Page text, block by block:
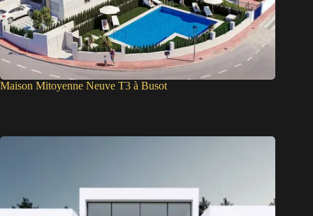
Maison Mitoyenne Neuve T3 à Busot